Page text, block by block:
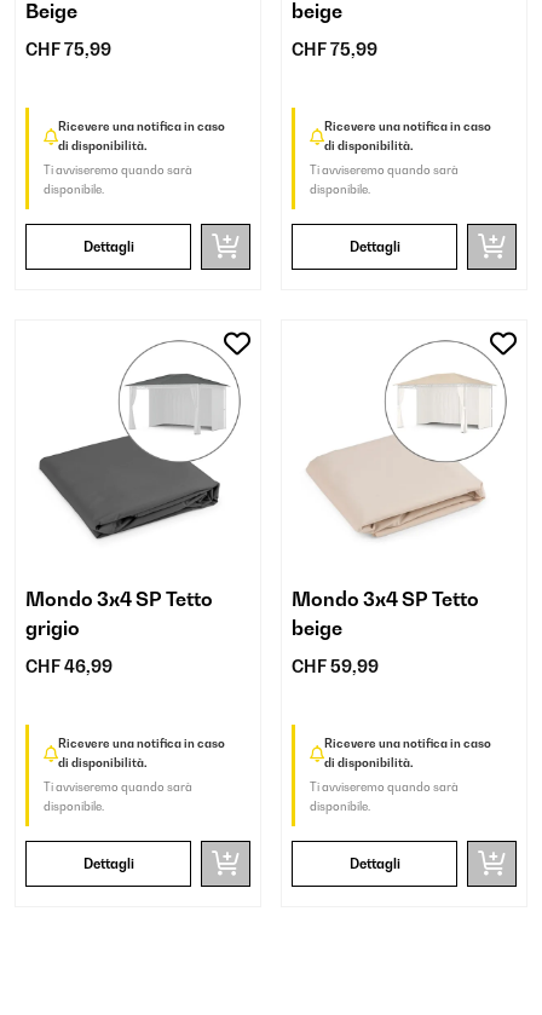
Beige
CHF 75,99
Ricevere una notifica in caso
di disponibilità.
Ti avviseremo quando sarà
disponibile.
Dettagli
beige
CHF 75,99
Ricevere una notifica in caso
di disponibilità.
Ti avviseremo quando sarà
disponibile.
Dettagli
Mondo 3x4 SP Tetto
grigio
CHF 46,99
Ricevere una notifica in caso
di disponibilità.
Ti avviseremo quando sarà
disponibile.
Dettagli
Mondo 3x4 SP Tetto
beige
CHF 59,99
Ricevere una notifica in caso
di disponibilità.
Ti avviseremo quando sarà
disponibile.
Dettagli